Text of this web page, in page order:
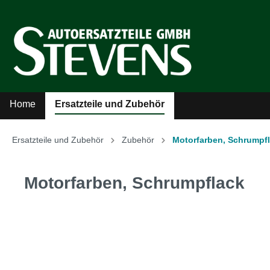
Home Ersatzteile und Zubehör
Sicherheitsgurte
Ersatzteile und Zubehör Zubehör Motorfarben,
Motorfarben, Schrumpflack